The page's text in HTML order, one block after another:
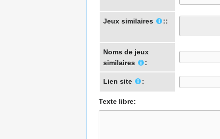
Jeux similaires ::
Noms de jeux
similaires
:
Lien site :
Texte libre: